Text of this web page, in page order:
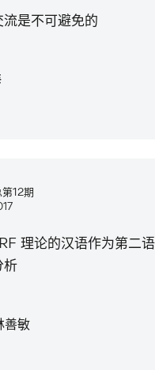
是不可避免的
12期
理论的汉语作为第二
析
善敏